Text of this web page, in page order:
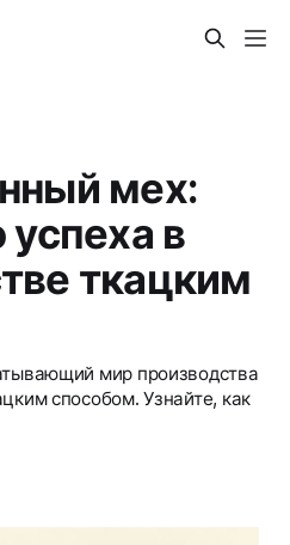
мех:
в
ткацким
мир производства
способом. Узнайте, как